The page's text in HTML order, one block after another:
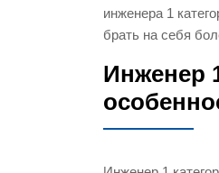
инженера 1
брать на себя
Инженер